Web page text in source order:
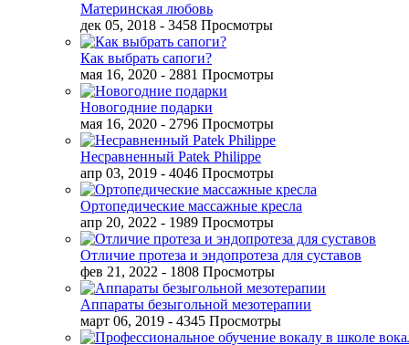
Материнская любовь
дек 05, 2018 - 3458 Просмотры
Как выбрать сапоги?
мая 16, 2020 - 2881 Просмотры
Новогодние подарки
мая 16, 2020 - 2796 Просмотры
Несравненный Patek Philippe
апр 03, 2019 - 4046 Просмотры
Ортопедические массажные кресла
апр 20, 2022 - 1989 Просмотры
Отличие протеза и эндопротеза для суставов
фев 21, 2022 - 1808 Просмотры
Аппараты безыгольной мезотерапии
март 06, 2019 - 4345 Просмотры